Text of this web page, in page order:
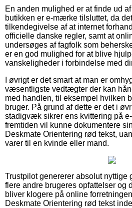
En anden mulighed er at finde ud
butikken er e-mærke tilsluttet, da
tilkendegivelse af at internet
officielle danske regler, samt at
undersøges af fagfolk som
er en god mulighed for at blive
vanskeligheder i forbindelse med
I øvrigt er det smart at man er
væsentligste vedtægter der kan
med handlen, til eksempel hvilken
bruger. På grund af dette er det i
stadigvæk sikrer ens kvittering på
fremtiden vil kunne dokumentere
Deskmate Orientering rød tekst,
varer til en kvinde eller mand.
Trustpilot genererer absolut nyttige
flere andre brugeres opfattelser og
bliver klogere på online
Deskmate Orientering rød tekst